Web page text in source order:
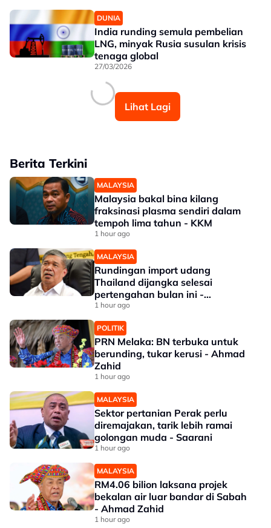
DUNIA
India runding semula pembelian
LNG, minyak Rusia susulan krisis
tenaga global
27/03/2026
Lihat Lagi
Berita Terkini
MALAYSIA
Malaysia bakal bina kilang
fraksinasi plasma sendiri dalam
tempoh lima tahun - KKM
1 hour ago
MALAYSIA
Rundingan import udang
Thailand dijangka selesai
pertengahan bulan ini -
Mohamad
1 hour ago
POLITIK
PRN Melaka: BN terbuka untuk
berunding, tukar kerusi - Ahmad
Zahid
1 hour ago
MALAYSIA
Sektor pertanian Perak perlu
diremajakan, tarik lebih ramai
golongan muda - Saarani
1 hour ago
MALAYSIA
RM4.06 bilion laksana projek
bekalan air luar bandar di Sabah
- Ahmad Zahid
1 hour ago